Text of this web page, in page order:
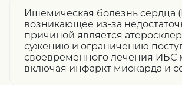
Ишемическая болезнь сердца
возникающее из-за
причиной является
сужению и ограничению
своевременного лечения ИБС
включая инфаркт миокарда и